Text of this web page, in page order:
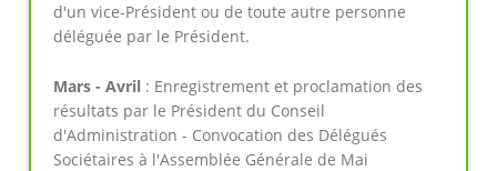
d'un vice-Président ou de toute autre personne
déléguée par le Président.
Mars - Avril : Enregistrement et proclamation des
résultats par le Président du Conseil
d'Administration - Convocation des Délégués
Sociétaires à l'Assemblée Générale de Mai